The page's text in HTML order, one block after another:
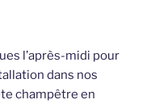
l’après-midi pour
dans nos
champêtre en